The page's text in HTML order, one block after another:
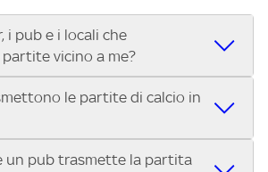
i pub e i locali che
vicino a me?
ristorante o locale vicino a te per
A ENILIVE, la Serie C Sky Wifi, la
la UEFA Europa League, la UEFA
il Tennis, la Formula 1®, la MotoGP™ e
le partite di calcio in
pub o ristoranti mostrano le partite
un pub trasmette la partita